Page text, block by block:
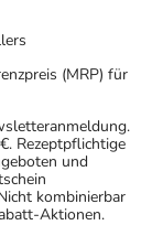
(MRP) für
Rezeptpflichtige
und
kombinierbar
Aktionen.